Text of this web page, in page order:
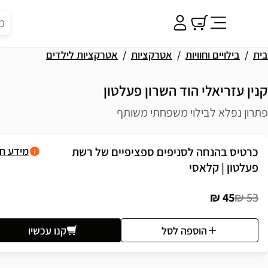
בית בילויים וחוויות אטרקציות אטרקציות לילדים
קנין עזריאלי הוד השרון פעלטון
פתרון נפלא לבילוי משפחתי משותף
אפשרויות רכישה
כרטיס בהנחה לסניפים ספציפיים של רשת
פעלטון | קלאסי
מידע
53 ₪
45 ₪
הוספה לסל קנו עכשיו